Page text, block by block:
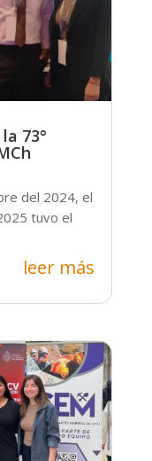
73°
del 2024, el
tuvo el
leer más